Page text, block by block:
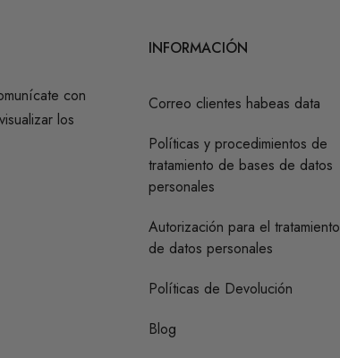
con
los
INFORMACIÓN
Correo clientes habeas data
Políticas y procedimientos de
tratamiento de bases de datos
personales
Autorización para el tratamiento
de datos personales
Políticas de Devolución
Blog